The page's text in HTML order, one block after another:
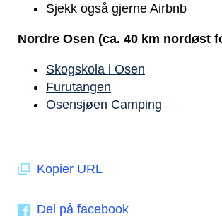
Sjekk også gjerne Airbnb
Nordre Osen (ca. 40 km nordøst
Skogskola i Osen
Furutangen
Osensjøen Camping
Kopier URL
Del på facebook